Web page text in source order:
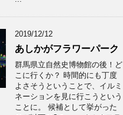
2019/12/12
あしかがフラワーパーク
群馬県立自然史博物館の後！ど
こに行くか？ 時間的にも丁度
よさそうということで、イルミ
ネーションを見に行こうという
ことに。 候補として挙がった